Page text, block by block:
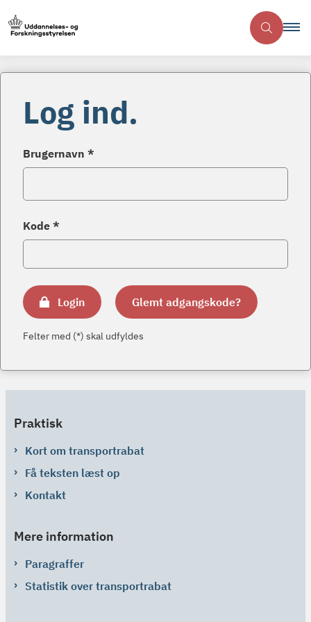
Log ind.
Brugernavn *
Kode *
Login Glemt adgangskode?
Felter med (*) skal udfyldes
Praktisk
Kort om transportrabat
Få teksten læst op
Kontakt
Mere information
Paragraffer
Statistik over transportrabat